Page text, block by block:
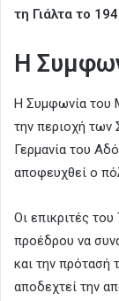
τη Γιάλτα το
Η
Η Συμφωνία του
την περιοχή των
Γερμανία του
αποφευχθεί ο
Οι επικριτές
προέδρου να
και την πρότασή
αποδεχτεί την